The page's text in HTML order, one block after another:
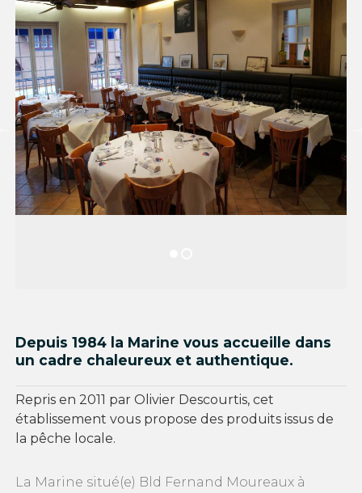
Depuis 1984 la Marine vous accueille dans
un cadre chaleureux et authentique.
Repris en 2011 par Olivier Descourtis, cet
établissement vous propose des produits issus de
la pêche locale.
La Marine situé(e) Bld Fernand Moureaux à